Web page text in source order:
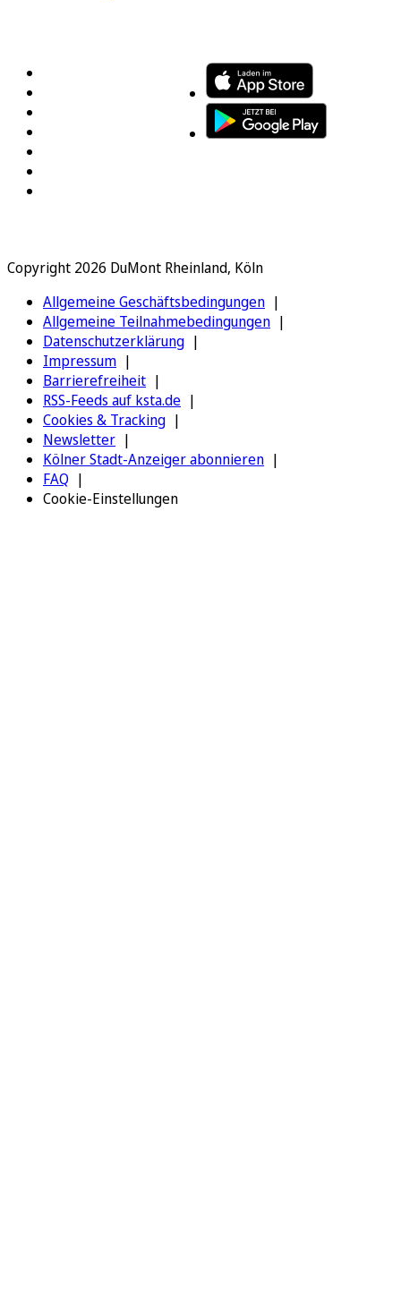
Copyright 2026 DuMont Rheinland, Köln
Allgemeine Geschäftsbedingungen
Allgemeine Teilnahmebedingungen
Datenschutzerklärung
Impressum
Barrierefreiheit
RSS-Feeds auf ksta.de
Cookies & Tracking
Newsletter
Kölner Stadt-Anzeiger abonnieren
FAQ
Cookie-Einstellungen